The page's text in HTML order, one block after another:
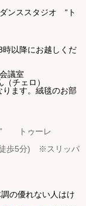
ダンススタジオ “ト
以降にお越しくだ
議室
チェロ）
ます。絨毯のお部
” トゥーレ
歩5分)
※スリッパ
の優れない人はけ